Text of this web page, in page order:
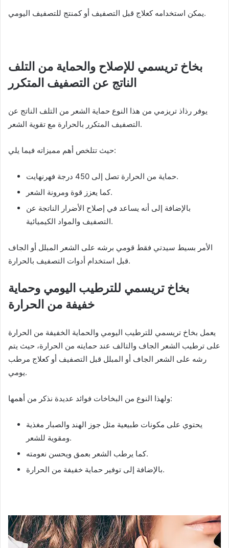
يمكن استخدامه كعلاج قبل التصفيف أو كمنتج للتصفيف اليومي.
بخاخ تريسمي للإصلاح والحماية من التلف
الناتج عن التصفيف المتكرر
يوفر رذاذ تريزمي من هذا النوع حماية الشعر من التلف الناتج عن
التصفيف المتكرر بالحرارة مع تقوية الشعر.
حيث تتلخص أهم مميزاته فيما يلي:
حماية من الحرارة تصل إلى 450 درجة فهرنهايت.
كما يعزز قوة ومرونة الشعر.
بالإضافة إلى أنه يساعد في إصلاح الأضرار الناتجة عن
التصفيف والمواد الكيميائية.
الأمر بسيط سيدتي فقط قومي برشه على الشعر المبلل أو الجاف
قبل استخدام أدوات التصفيف بالحرارة.
بخاخ تريسمي للترطيب اليومي وحماية
خفيفة من الحرارة
يعمل بخاخ تريسمي للترطيب اليومي والحماية الخفيفة من الحرارة
على ترطيب الشعر الجاف والتالف عند حمايته من الحرارة، حيث يتم
رشه على الشعر الجاف أو المبلل قبل التصفيف أو كعلاج مرطب
يومي.
ولهذا النوع من البخاخات فوائد عديدة نذكر من أهمها:
يحتوي على مكونات طبيعية مثل جوز الهند والصبار مغذية
ومقوية للشعر.
كما يرطب الشعر بعمق ويحسن نعومته.
بالإضافة إلى توفير حماية خفيفة من الحرارة.